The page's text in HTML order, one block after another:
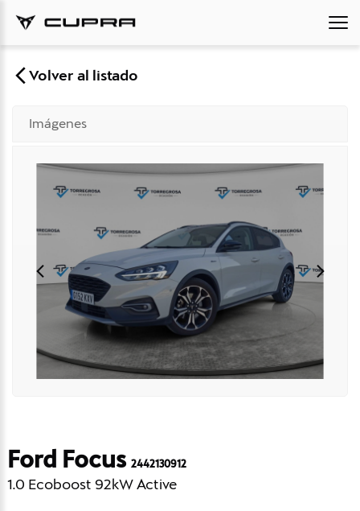
Volver al listado
Imágenes
Ford Focus 2442130912
1.0 Ecoboost 92kW Active